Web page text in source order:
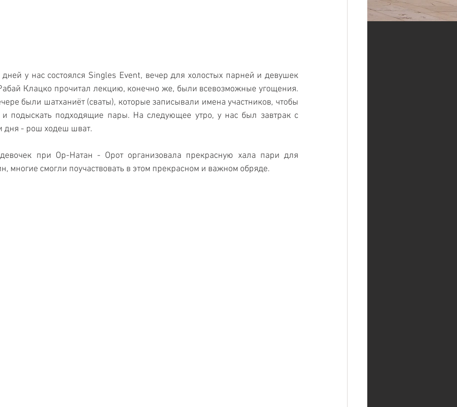
дней у нас состоялся Singles Event, вечер для холостых парней и девушек
Клацко прочитал лекцию, конечно же, были всевозможные угощения.
были шатханиёт (сваты), которые записывали имена участников, чтобы
и подыскать подходящие пары. На следующее утро, у нас был завтрак с
дня - рош ходеш шват.
при Ор-Натан - Орот организовала прекрасную хала пари для
многие смогли поучаствовать в этом прекрасном и важном обряде.